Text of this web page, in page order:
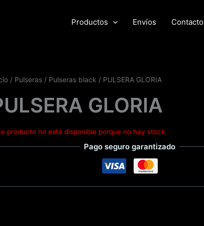
Productos Envíos Contacto
/ Pulseras / Pulseras black / PULSERA GLORIA
GLORIA
producto no está disponible porque no hay stock.
Pago seguro garantizado